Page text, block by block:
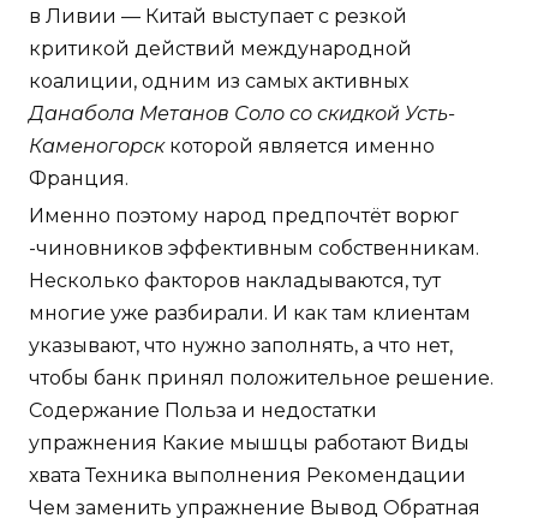
в Ливии — Китай выступает с резкой
критикой действий международной
коалиции, одним из самых активных
Данабола Метанов Соло со скидкой Усть-
Каменогорсккоторой является именно
Франция.
Именно поэтому народ предпочтёт ворюг
-чиновников эффективным собственникам.
Несколько факторов накладываются, тут
многие уже разбирали. И как там клиентам
указывают, что нужно заполнять, а что нет,
чтобы банк принял положительное решение.
Содержание Польза и недостатки
упражнения Какие мышцы работают Виды
хвата Техника выполнения Рекомендации
Чем заменить упражнение Вывод Обратная